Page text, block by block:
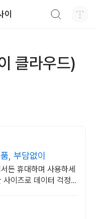
이
클라우드)
, 부담없이
든 휴대하며 사용하세
사이즈로 데이터 걱정